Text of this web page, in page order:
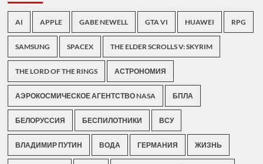
AI APPLE GABE NEWELL GTA VI HUAWEI RPG
SAMSUNG SPACEX THE ELDER SCROLLS V: SKYRIM
THE LORD OF THE RINGS АСТРОНОМИЯ
АЭРОКОСМИЧЕСКОЕ АГЕНТСТВО NASA БПЛА
БЕЛОРУССИЯ БЕСПИЛОТНИКИ ВСУ
ВЛАДИМИР ПУТИН ВОДА ГЕРМАНИЯ ЖИЗНЬ